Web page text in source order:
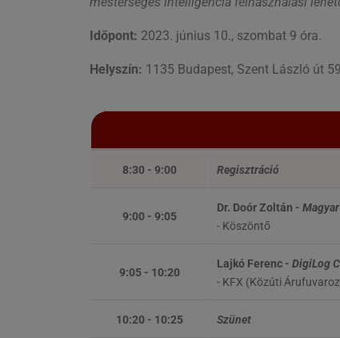
Időpont: 2023. június 10., szombat 9 óra.
Helyszín: 1135 Budapest, Szent László út
8:30 - 9:00 Regisztráció
9:00 - 9:05
Dr. Doór Zoltán -
- Köszöntő
9:05 - 10:20
Lajkó Ferenc - DigiLog
- KFX (Közúti
10:20 - 10:25 Szünet